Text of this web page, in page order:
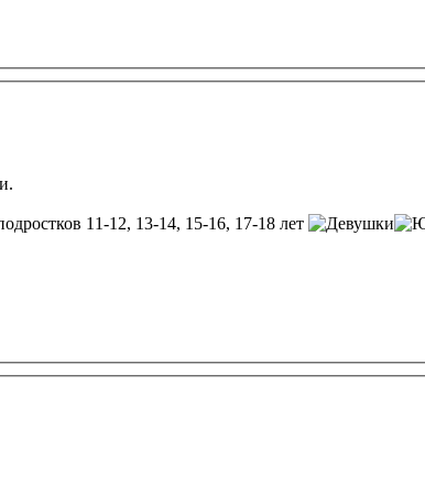
11-12, 13-14, 15-16, 17-18 лет